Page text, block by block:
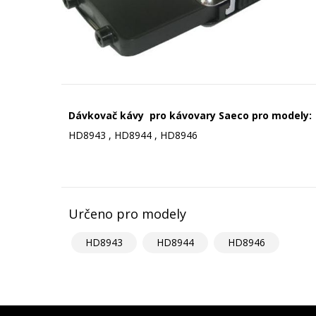
Dávkovač kávy pro kávovary Saeco pro modely:
HD8943 , HD8944 , HD8946
Určeno pro modely
HD8943 HD8944 HD8946